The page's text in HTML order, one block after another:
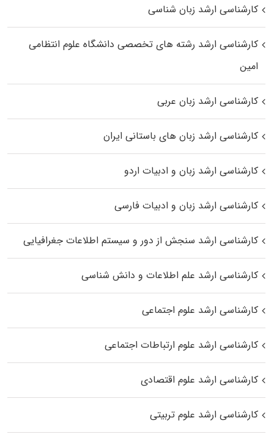
کارشناسی ارشد زبان شناسی
کارشناسی ارشد رﺷﺘﻪ ﻫﺎی تخصصی داﻧﺸﮕﺎه ﻋﻠﻮم انتظامی
اﻣﻴﻦ
کارشناسی ارشد زبان عربی
کارشناسی ارشد زبان‌ های باستانی ایران
کارشناسی ارشد زبان و ادبیات اردو
کارشناسی ارشد زبان و ادبیات فارسی
کارشناسی ارشد سنجش از دور و سیستم اطلاعات جغرافیایی
کارشناسی ارشد علم اطلاعات و دانش شناسی
کارشناسی ارشد علوم اجتماعی
کارشناسی ارشد علوم ارتباطات اجتماعی
کارشناسی ارشد علوم اقتصادی
کارشناسی ارشد علوم تربیتی